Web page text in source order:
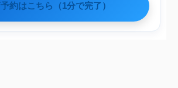
約はこちら（1分で完了）